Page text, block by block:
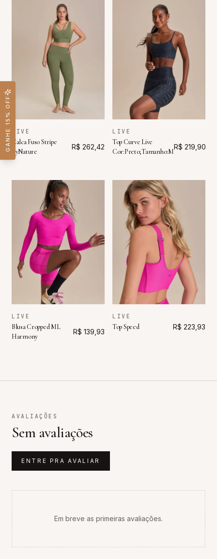
LIVE
Calca Fuso Stripe
ByNature
R$ 262,42
LIVE
Top Curve Live
Cor:Preto;Tamanho:M
R$ 219,90
LIVE
Blusa Cropped ML
Harmony
R$ 139,93
LIVE
Top Speed R$ 223,93
AVALIAÇÕES
Sem avaliações
ENTRE PRA AVALIAR
Em breve as primeiras avaliações.
GANHE 15% OFF